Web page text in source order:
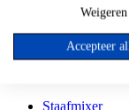
Inbouw
Inbouw
Kookplaat
Staafmixer
Weigeren
Accepteer